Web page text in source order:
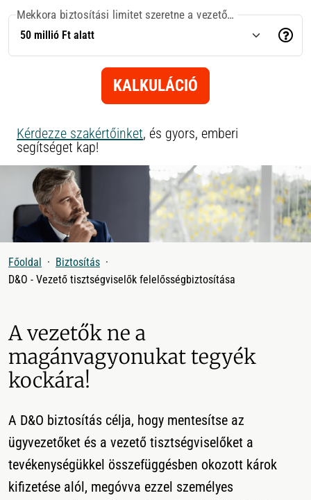
Mekkora biztosítási limitet szeretne a vezetők számára?
KALKULÁCIÓ
Kérdezze szakértőinket, és gyors, emberi
segítséget kap!
Főoldal
Biztosítás
D&O - Vezető tisztségviselők felelősségbiztosítása
A vezetők ne a
magánvagyonukat tegyék
kockára!
A D&O biztosítás célja, hogy mentesítse az
ügyvezetőket és a vezető tisztségviselőket a
tevékenységükkel összefüggésben okozott károk
kifizetése alól, megóvva ezzel személyes